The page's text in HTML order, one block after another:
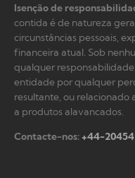
Isenção de
contida é de natureza
circunstâncias pessoais,
financeira atual. Sob
qualquer
entidade por qualquer
resultante, ou relacionado
a produtos alavancados.
Contacte-nos: +44-